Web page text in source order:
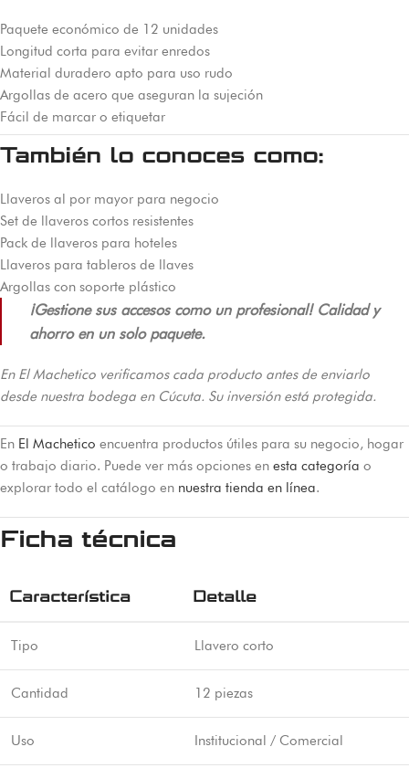
Paquete económico de 12 unidades
Longitud corta para evitar enredos
Material duradero apto para uso rudo
Argollas de acero que aseguran la sujeción
Fácil de marcar o etiquetar
También lo conoces como:
Llaveros al por mayor para negocio
Set de llaveros cortos resistentes
Pack de llaveros para hoteles
Llaveros para tableros de llaves
Argollas con soporte plástico
¡Gestione sus accesos como un profesional! Calidad y
ahorro en un solo paquete.
En El Machetico verificamos cada producto antes de enviarlo
desde nuestra bodega en Cúcuta. Su inversión está protegida.
En El Machetico encuentra productos útiles para su negocio, hogar
o trabajo diario. Puede ver más opciones en esta categoría o
explorar todo el catálogo en nuestra tienda en línea.
Ficha técnica
Característica Detalle
Tipo Llavero corto
Cantidad 12 piezas
Uso Institucional / Comercial